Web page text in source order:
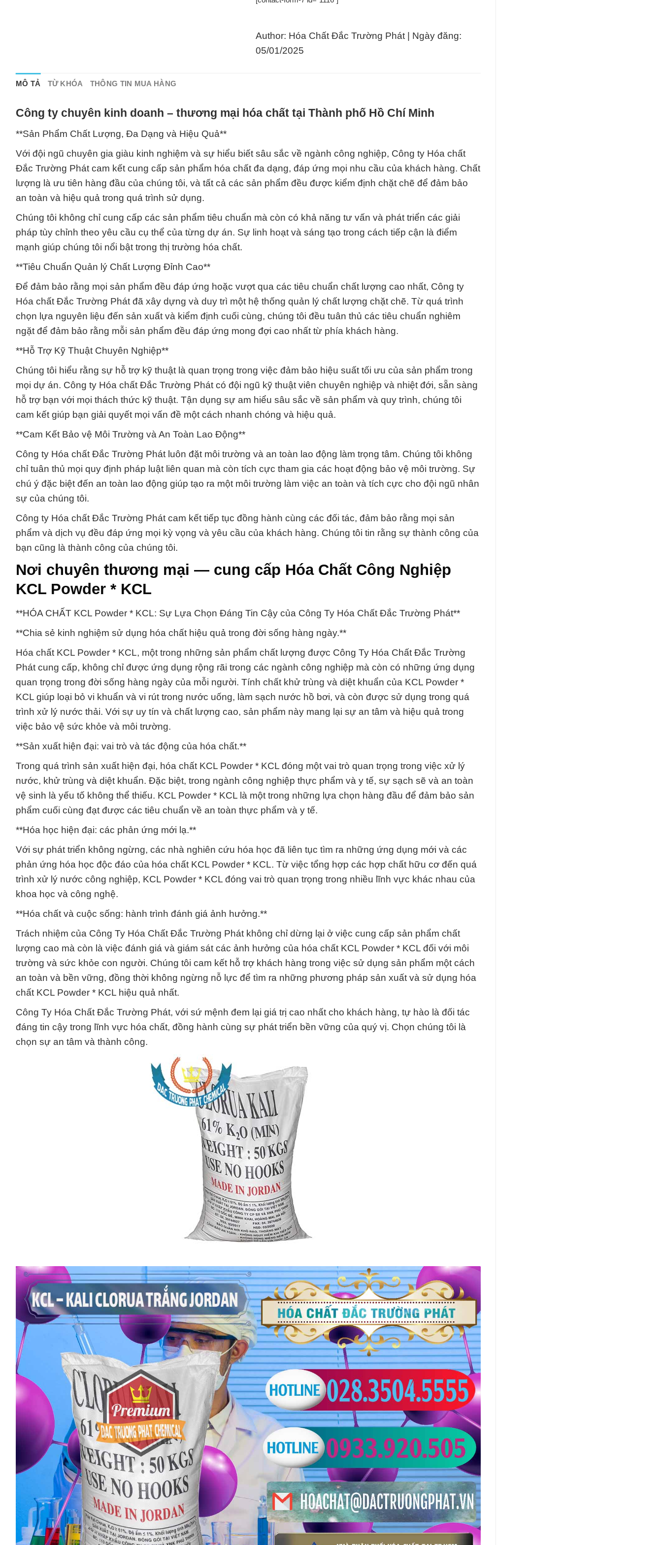
Author: Hóa Chất Đắc Trường Phát | Ngày đăng:
05/01/2025
MÔ TẢ TỪ KHÓA THÔNG TIN MUA HÀNG
Công ty chuyên kinh doanh – thương mại hóa chất tại Thành phố Hồ Chí Minh
**Sản Phẩm Chất Lượng, Đa Dạng và Hiệu Quả**
Với đội ngũ chuyên gia giàu kinh nghiệm và sự hiểu biết sâu sắc về ngành công nghiệp, Công ty Hóa chất
Đắc Trường Phát cam kết cung cấp sản phẩm hóa chất đa dạng, đáp ứng mọi nhu cầu của khách hàng. Chất
lượng là ưu tiên hàng đầu của chúng tôi, và tất cả các sản phẩm đều được kiểm định chặt chẽ để đảm bảo
an toàn và hiệu quả trong quá trình sử dụng.
Chúng tôi không chỉ cung cấp các sản phẩm tiêu chuẩn mà còn có khả năng tư vấn và phát triển các giải
pháp tùy chỉnh theo yêu cầu cụ thể của từng dự án. Sự linh hoạt và sáng tạo trong cách tiếp cận là điểm
mạnh giúp chúng tôi nổi bật trong thị trường hóa chất.
**Tiêu Chuẩn Quản lý Chất Lượng Đỉnh Cao**
Để đảm bảo rằng mọi sản phẩm đều đáp ứng hoặc vượt qua các tiêu chuẩn chất lượng cao nhất, Công ty
Hóa chất Đắc Trường Phát đã xây dựng và duy trì một hệ thống quản lý chất lượng chặt chẽ. Từ quá trình
chọn lựa nguyên liệu đến sản xuất và kiểm định cuối cùng, chúng tôi đều tuân thủ các tiêu chuẩn nghiêm
ngặt để đảm bảo rằng mỗi sản phẩm đều đáp ứng mong đợi cao nhất từ phía khách hàng.
**Hỗ Trợ Kỹ Thuật Chuyên Nghiệp**
Chúng tôi hiểu rằng sự hỗ trợ kỹ thuật là quan trọng trong việc đảm bảo hiệu suất tối ưu của sản phẩm trong
mọi dự án. Công ty Hóa chất Đắc Trường Phát có đội ngũ kỹ thuật viên chuyên nghiệp và nhiệt đới, sẵn sàng
hỗ trợ bạn với mọi thách thức kỹ thuật. Tận dụng sự am hiểu sâu sắc về sản phẩm và quy trình, chúng tôi
cam kết giúp bạn giải quyết mọi vấn đề một cách nhanh chóng và hiệu quả.
**Cam Kết Bảo vệ Môi Trường và An Toàn Lao Động**
Công ty Hóa chất Đắc Trường Phát luôn đặt môi trường và an toàn lao động làm trọng tâm. Chúng tôi không
chỉ tuân thủ mọi quy định pháp luật liên quan mà còn tích cực tham gia các hoạt động bảo vệ môi trường. Sự
chú ý đặc biệt đến an toàn lao động giúp tạo ra một môi trường làm việc an toàn và tích cực cho đội ngũ nhân
sự của chúng tôi.
Công ty Hóa chất Đắc Trường Phát cam kết tiếp tục đồng hành cùng các đối tác, đảm bảo rằng mọi sản
phẩm và dịch vụ đều đáp ứng mọi kỳ vọng và yêu cầu của khách hàng. Chúng tôi tin rằng sự thành công của
bạn cũng là thành công của chúng tôi.
Nơi chuyên thương mại — cung cấp Hóa Chất Công Nghiệp
KCL Powder * KCL
**HÓA CHẤT KCL Powder * KCL: Sự Lựa Chọn Đáng Tin Cậy của Công Ty Hóa Chất Đắc Trường Phát**
**Chia sẻ kinh nghiệm sử dụng hóa chất hiệu quả trong đời sống hàng ngày.**
Hóa chất KCL Powder * KCL, một trong những sản phẩm chất lượng được Công Ty Hóa Chất Đắc Trường
Phát cung cấp, không chỉ được ứng dụng rộng rãi trong các ngành công nghiệp mà còn có những ứng dụng
quan trọng trong đời sống hàng ngày của mỗi người. Tính chất khử trùng và diệt khuẩn của KCL Powder *
KCL giúp loại bỏ vi khuẩn và vi rút trong nước uống, làm sạch nước hồ bơi, và còn được sử dụng trong quá
trình xử lý nước thải. Với sự uy tín và chất lượng cao, sản phẩm này mang lại sự an tâm và hiệu quả trong
việc bảo vệ sức khỏe và môi trường.
**Sản xuất hiện đại: vai trò và tác động của hóa chất.**
Trong quá trình sản xuất hiện đại, hóa chất KCL Powder * KCL đóng một vai trò quan trọng trong việc xử lý
nước, khử trùng và diệt khuẩn. Đặc biệt, trong ngành công nghiệp thực phẩm và y tế, sự sạch sẽ và an toàn
vệ sinh là yếu tố không thể thiếu. KCL Powder * KCL là một trong những lựa chọn hàng đầu để đảm bảo sản
phẩm cuối cùng đạt được các tiêu chuẩn về an toàn thực phẩm và y tế.
**Hóa học hiện đại: các phản ứng mới lạ.**
Với sự phát triển không ngừng, các nhà nghiên cứu hóa học đã liên tục tìm ra những ứng dụng mới và các
phản ứng hóa học độc đáo của hóa chất KCL Powder * KCL. Từ việc tổng hợp các hợp chất hữu cơ đến quá
trình xử lý nước công nghiệp, KCL Powder * KCL đóng vai trò quan trọng trong nhiều lĩnh vực khác nhau của
khoa học và công nghệ.
**Hóa chất và cuộc sống: hành trình đánh giá ảnh hưởng.**
Trách nhiệm của Công Ty Hóa Chất Đắc Trường Phát không chỉ dừng lại ở việc cung cấp sản phẩm chất
lượng cao mà còn là việc đánh giá và giám sát các ảnh hưởng của hóa chất KCL Powder * KCL đối với môi
trường và sức khỏe con người. Chúng tôi cam kết hỗ trợ khách hàng trong việc sử dụng sản phẩm một cách
an toàn và bền vững, đồng thời không ngừng nỗ lực để tìm ra những phương pháp sản xuất và sử dụng hóa
chất KCL Powder * KCL hiệu quả nhất.
Công Ty Hóa Chất Đắc Trường Phát, với sứ mệnh đem lại giá trị cao nhất cho khách hàng, tự hào là đối tác
đáng tin cậy trong lĩnh vực hóa chất, đồng hành cùng sự phát triển bền vững của quý vị. Chọn chúng tôi là
chọn sự an tâm và thành công.